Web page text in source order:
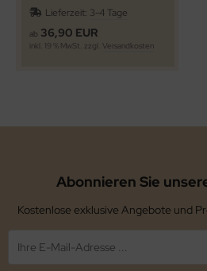
Lieferzeit: 3-4 Tage
ab 36,90 EUR
inkl. 19 % MwSt. zzgl. Versandkosten
Abonnieren Sie
Kostenlose exklusive Angebote und